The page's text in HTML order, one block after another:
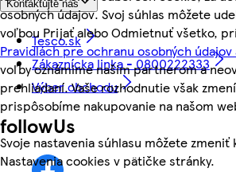
osobných údajov. Svoj súhlas môžete
voľbou Prijať alebo Odmietnuť všetko,
Pravidlách pre ochranu osobných údajov
voľby oznámime našim partnerom a
prehliadaní. Vaše rozhodnutie však
prispôsobíme nakupovanie na našom
Svoje nastavenia súhlasu môžete zmeniť
Nastavenia cookies v pätičke stránky.
Kontaktujte nás
Tesco.sk
Zákaznícka linka - 0800222333
Výber obchodu
followUs